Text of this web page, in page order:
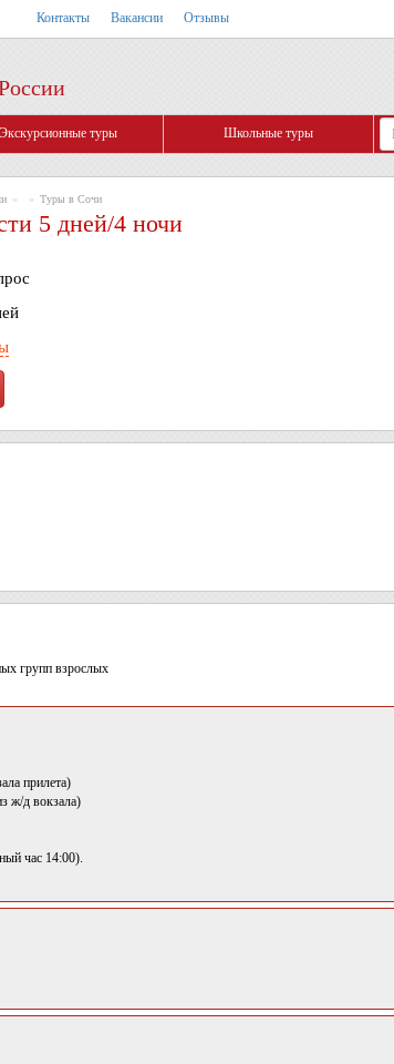
Контакты Вакансии Отзывы
Экскурсионные туры Школьные туры
» » Туры в Сочи
5 дней/4 ночи
групп взрослых
прилета)
ж/д вокзала)
час 14:00).